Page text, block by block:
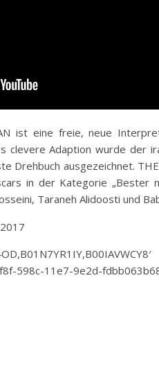
ist eine freie, neue
clevere Adaption wurde der
Drehbuch ausgezeichnet.
in der Kategorie „Bester
Taraneh Alidoosti und
598c-11e7-9e2d-